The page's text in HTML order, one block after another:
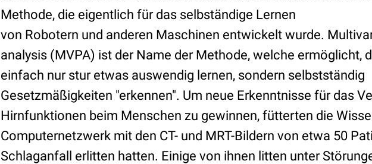
Methode, die eigentlich für das selbständige Lernen
von Robotern und anderen Maschinen entwickelt wurde.
analysis (MVPA) ist der Name der Methode, welche ermöglicht,
einfach nur stur etwas auswendig lernen, sondern selbstständig
Gesetzmäßigkeiten "erkennen". Um neue Erkenntnisse für das
Hirnfunktionen beim Menschen zu gewinnen, fütterten die
Computernetzwerk mit den CT- und MRT-Bildern von etwa 50
Schlaganfall erlitten hatten. Einige von ihnen litten unter